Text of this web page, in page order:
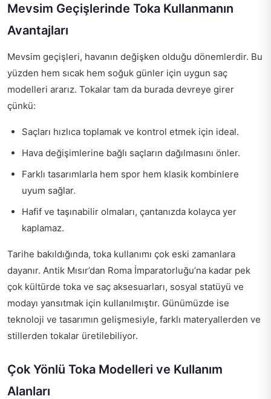
Mevsim Geçişlerinde Toka Kullanmanın
Avantajları
Mevsim geçişleri, havanın değişken olduğu dönemlerdir. Bu
yüzden hem sıcak hem soğuk günler için uygun saç
modelleri ararız. Tokalar tam da burada devreye girer
çünkü:
Saçları hızlıca toplamak ve kontrol etmek için ideal.
Hava değişimlerine bağlı saçların dağılmasını önler.
Farklı tasarımlarla hem spor hem klasik kombinlere
uyum sağlar.
Hafif ve taşınabilir olmaları, çantanızda kolayca yer
kaplamaz.
Tarihe bakıldığında, toka kullanımı çok eski zamanlara
dayanır. Antik Mısır’dan Roma İmparatorluğu’na kadar pek
çok kültürde toka ve saç aksesuarları, sosyal statüyü ve
modayı yansıtmak için kullanılmıştır. Günümüzde ise
teknoloji ve tasarımın gelişmesiyle, farklı materyallerden ve
stillerden tokalar üretilebiliyor.
Çok Yönlü Toka Modelleri ve Kullanım
Alanları